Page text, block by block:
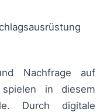
Nachfrage auf
in diesem
Durch digitale